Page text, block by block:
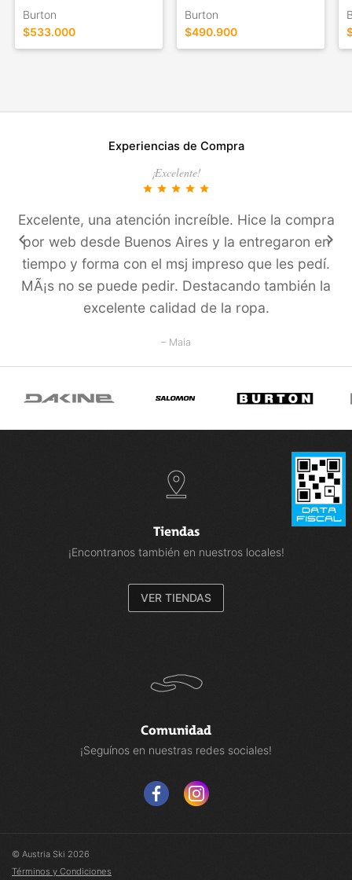
Burton
$533.000
Burton
$490.900
Experiencias de Compra
¡Excelente!
star star star star star
Excelente, una atención increíble. Hice la compra
por web desde Buenos Aires y la entregaron en
tiempo y forma con el msj impreso que les pedí­.
MÃ¡s no se puede pedir. Destacando también la
excelente calidad de la ropa.
– Maia
keyboard_arrow_left keyboard_arrow_right
Tiendas
¡Encontranos también en nuestros locales!
VER TIENDAS
Comunidad
¡Seguínos en nuestras redes sociales!
© Austria Ski 2026
Términos y Condiciones